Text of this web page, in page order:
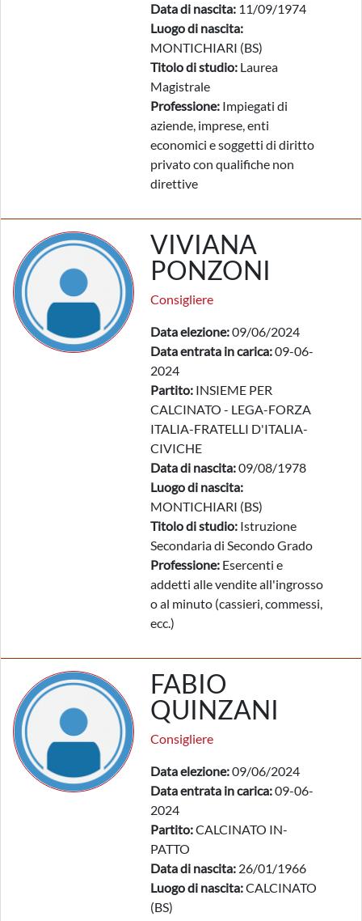
Data di nascita: 11/09/1974
Luogo di nascita:
MONTICHIARI (BS)
Titolo di studio: Laurea
Magistrale
Professione: Impiegati di
aziende, imprese, enti
economici e soggetti di diritto
privato con qualifiche non
direttive
VIVIANA
PONZONI
Consigliere
Data elezione:09/06/2024
Data entrata in carica:09-06-
2024
Partito: INSIEME PER
CALCINATO - LEGA-FORZA
ITALIA-FRATELLI D'ITALIA-
CIVICHE
Data di nascita:09/08/1978
Luogo di nascita:
MONTICHIARI (BS)
Titolo di studio: Istruzione
Secondaria di Secondo Grado
Professione: Esercenti e
addetti alle vendite all'ingrosso
o al minuto (cassieri, commessi,
ecc.)
FABIO
QUINZANI
Consigliere
Data elezione:09/06/2024
Data entrata in carica:09-06-
2024
Partito:CALCINATO IN-
PATTO
Data di nascita: 26/01/1966
Luogo di nascita:CALCINATO
(BS)